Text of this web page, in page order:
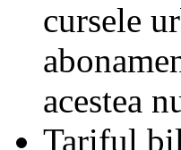
cursele
acestea
Tariful